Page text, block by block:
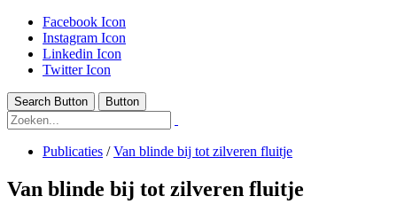
Facebook Icon
Instagram Icon
Linkedin Icon
Twitter Icon
Search Button Button
Publicaties /Van blinde bij tot zilveren fluitje
Van blinde bij tot zilveren fluitje